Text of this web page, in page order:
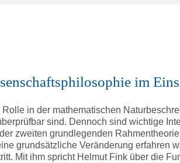
im
in der mathematischen
sind. Dennoch sind wichtige
zweiten grundlegenden
grundsätzliche Veränderung erfahren
Mit ihm spricht Helmut Fink über die